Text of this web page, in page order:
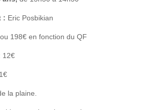
: Eric Posbikian
198€ en fonction du QF
la plaine.